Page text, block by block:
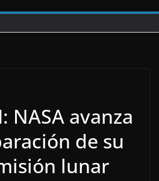
NASA avanza
de su
lunar